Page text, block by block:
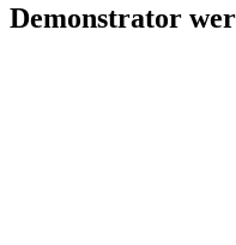
Demonstrator